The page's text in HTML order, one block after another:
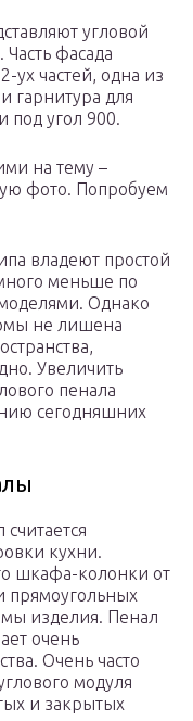
угловой
фасада
ух частей, одна из
гарнитура для
под угол 900.
на тему –
фото. Попробуем
владеют простой
меньше по
Однако
не лишена
Увеличить
пенала
сегодняшних
кухни.
шкафа-колонки от
прямоугольных
изделия. Пенал
очень
Очень часто
модуля
и закрытых